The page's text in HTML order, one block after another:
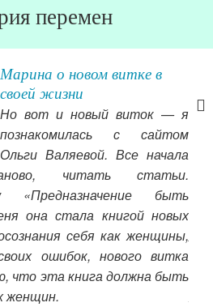
перемен
Марина о новом витке в
своей жизни
Но вот и новый виток — я
познакомилась с сайтом
Ольги Валяевой. Все начала
читать статьи.
«Предназначение быть
она стала книгой новых
себя как женщины,
ошибок, нового витка
что эта книга должна быть
женщин.